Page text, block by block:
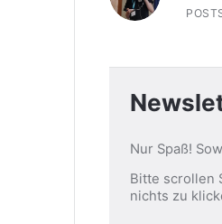
Nur Spaß!
Bitte scrollen
nichts zu